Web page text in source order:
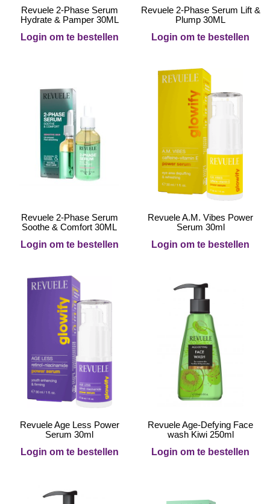
Revuele 2-Phase Serum
Hydrate & Pamper 30ML
Login om te bestellen
Revuele 2-Phase Serum Lift &
Plump 30ML
Login om te bestellen
Revuele 2-Phase Serum
Soothe & Comfort 30ML
Login om te bestellen
Revuele A.M. Vibes Power
Serum 30ml
Login om te bestellen
Revuele Age Less Power
Serum 30ml
Login om te bestellen
Revuele Age-Defying Face
wash Kiwi 250ml
Login om te bestellen